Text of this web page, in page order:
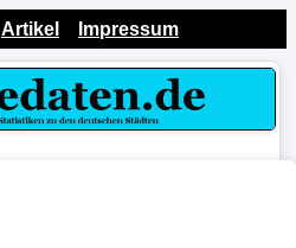
Artikel Impressum